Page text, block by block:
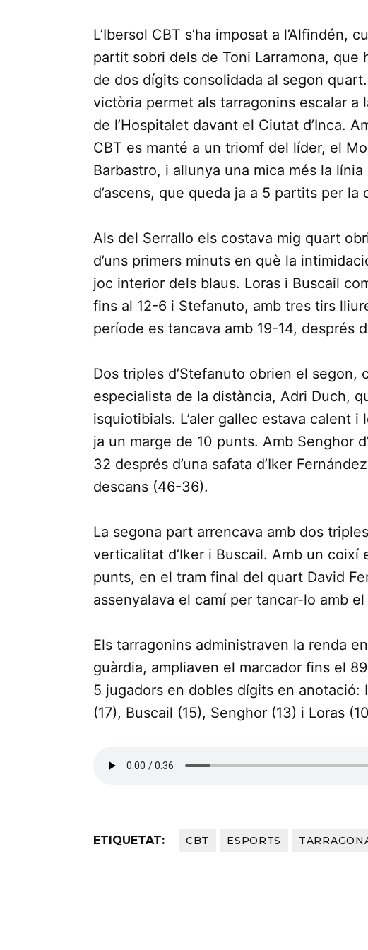
L’Ibersol CBT s’ha imposat a l’Alfindén,
partit sobri dels de Toni Larramona, que
de dos dígits consolidada al segon
victòria permet als tarragonins escalar a
de l’Hospitalet davant el Ciutat d’Inca.
CBT es manté a un triomf del líder, el
Barbastro, i allunya una mica més la
d’ascens, que queda ja a 5 partits per la
Als del Serrallo els costava mig quart
d’uns primers minuts en què la
joc interior dels blaus. Loras i Buscail
fins al 12-6 i Stefanuto, amb tres tirs
període es tancava amb 19-14, després
Dos triples d’Stefanuto obrien el segon,
especialista de la distància, Adri Duch,
isquiotibials. L’aler gallec estava calent
ja un marge de 10 punts. Amb Senghor
32 després d’una safata d’Iker
descans (46-36).
La segona part arrencava amb dos
verticalitat d’Iker i Buscail. Amb un
punts, en el tram final del quart David
assenyalava el camí per tancar-lo amb
Els tarragonins administraven la renda
guàrdia, ampliaven el marcador fins el
5 jugadors en dobles dígits en anotació:
(17), Buscail (15), Senghor (13) i Loras
ETIQUETAT: CBT ESPORTS